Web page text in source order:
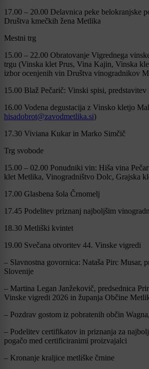
17.00 – 20.00 Delavnica peke belokranjske
Društva kmečkih žena Metlika
Mestni trg
15.00 – 22.00 Obratovanje Vigrednega
trgu (Vinska klet Prus, Vina Kajin, Vinska
izbor ocenjenih vin Društva vinogradnikov
15.00 Blaž Pečarič: Vinski spisi,
16.00 Vodena degustacija z Vinsko kletjo
hisadobrot@zavodmetlika.si)
17.30 Viviana Kukar in Marko Simčič
Trg svobode
15.00 – 02.00 Ponudniki vin: Hiša vina
klet Metlika, Vinogradništvo Dolc, Grajska
17.00 Glasbena šola Črnomelj
17.45 Podelitev priznanj najboljšim
18.30 Metliški kvintet
19.00 Svečana otvoritev 44. Vinske vigredi
– Slavnostna govornica: Nataša Pirc Musar,
Slovenije
– Martina Legan Janžekovič, predsednica
Vinske vigredi 2026 in županja Občine
– Pozdrav gostom iz pobratenih občin
– Podelitev certifikatov in priznanja za
pogačo med certificiranimi proizvajalci
– Kronanje kraljice metliške črnine